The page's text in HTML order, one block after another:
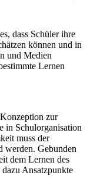
dass Schüler ihre
können und in
und Medien
Lernen
zur
in Schulorganisation
muss der
werden. Gebunden
dem Lernen des
Ansatzpunkte